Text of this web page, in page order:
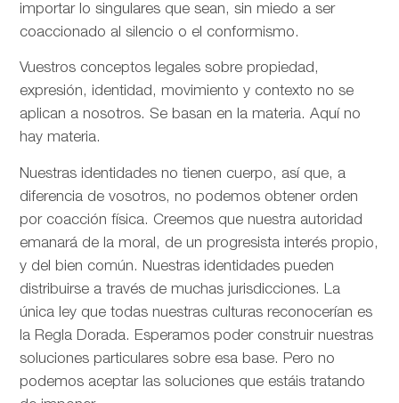
importar lo singulares que sean, sin miedo a ser
coaccionado al silencio o el conformismo.
Vuestros conceptos legales sobre propiedad,
expresión, identidad, movimiento y contexto no se
aplican a nosotros. Se basan en la materia. Aquí no
hay materia.
Nuestras identidades no tienen cuerpo, así que, a
diferencia de vosotros, no podemos obtener orden
por coacción física. Creemos que nuestra autoridad
emanará de la moral, de un progresista interés propio,
y del bien común. Nuestras identidades pueden
distribuirse a través de muchas jurisdicciones. La
única ley que todas nuestras culturas reconocerían es
la Regla Dorada. Esperamos poder construir nuestras
soluciones particulares sobre esa base. Pero no
podemos aceptar las soluciones que estáis tratando